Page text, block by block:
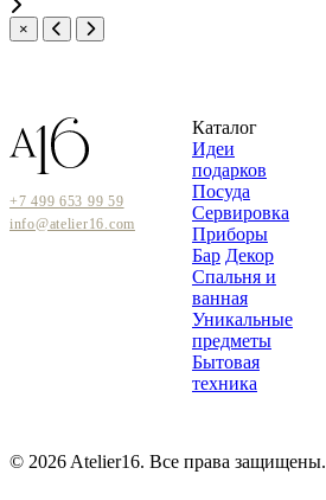
×
+7 499 653 99 59
info@atelier16.com
Каталог
Идеи
подарков
Посуда
Сервировка
Приборы
Бар Декор
Спальня и
ванная
Уникальные
предметы
Бытовая
техника
© 2026 Atelier16. Все права защищены.